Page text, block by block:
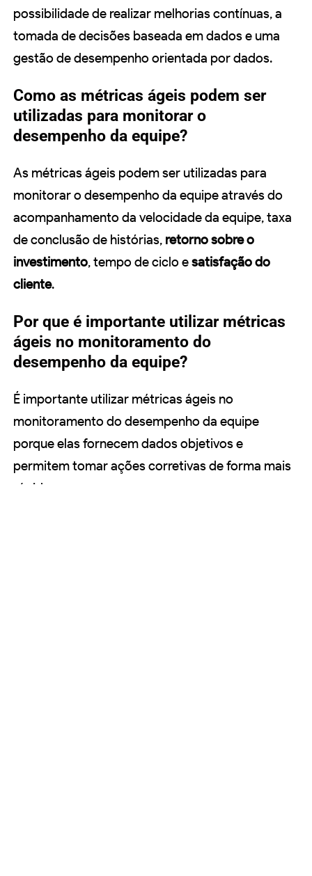
possibilidade de realizar melhorias contínuas, a
tomada de decisões baseada em dados e uma
gestão de desempenho orientada por dados.
Como as métricas ágeis podem ser
utilizadas para monitorar o
desempenho da equipe?
As métricas ágeis podem ser utilizadas para
monitorar o desempenho da equipe através do
acompanhamento da velocidade da equipe, taxa
de conclusão de histórias, retorno sobre o
investimento, tempo de ciclo esatisfação do
cliente.
Por que é importante utilizar métricas
ágeis no monitoramento do
desempenho da equipe?
É importante utilizar métricas ágeis no
monitoramento do desempenho da equipe
porque elas fornecem dados objetivos e
permitem tomar ações corretivas de forma mais
rápida.